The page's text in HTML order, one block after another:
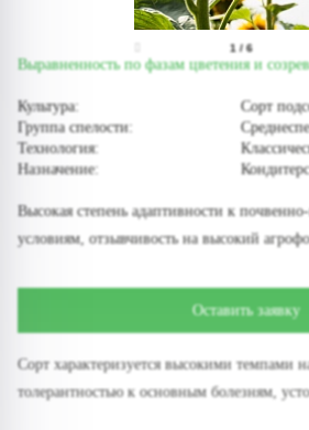
1/6
Выравненность по фазам цветения и
Культура:
Сорт
Группа спелости:
Технология:
Назначение:
Высокая степень адаптивности к
условиям, отзывчивость на высокий
Оставить заявку
Сорт характеризуется высокими темпами
толерантностью к основным болезням,